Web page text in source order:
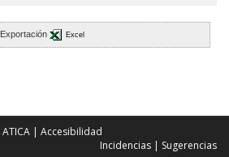
Exportación Excel
ATICA | Accesibilidad
Incidencias | Sugerencias